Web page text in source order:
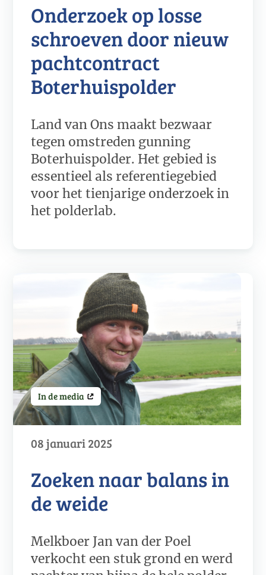
Onderzoek op losse
schroeven door nieuw
pachtcontract
Boterhuispolder
Land van Ons maakt bezwaar
tegen omstreden gunning
Boterhuispolder. Het gebied is
essentieel als referentiegebied
voor het tienjarige onderzoek in
het polderlab.
In de media
08 januari 2025
Zoeken naar balans in
de weide
Melkboer Jan van der Poel
verkocht een stuk grond en werd